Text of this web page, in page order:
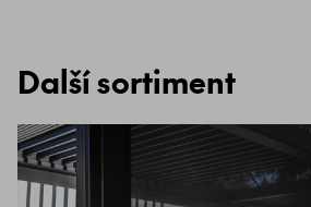
Další sortiment